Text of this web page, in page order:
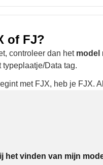
of FJ?
controleer dan het model
typeplaatje/Data tag.
met FJX, heb je FJX.
het vinden van mijn